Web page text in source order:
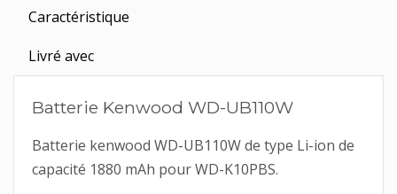
Caractéristique
Livré avec
Batterie Kenwood WD-UB110W
Batterie kenwood WD-UB110W de type Li-ion de
capacité 1880 mAh pour WD-K10PBS.